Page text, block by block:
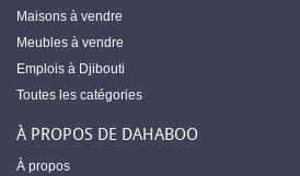
Maisons à vendre
Meubles à vendre
Emplois à Djibouti
Toutes les catégories
À PROPOS DE DAHABOO
À propos